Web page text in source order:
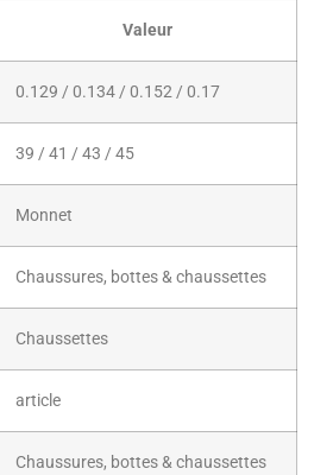
Valeur
0.129 / 0.134 / 0.152 / 0.17
39 / 41 / 43 / 45
Monnet
Chaussures, bottes & chaussettes
Chaussettes
article
Chaussures, bottes & chaussettes